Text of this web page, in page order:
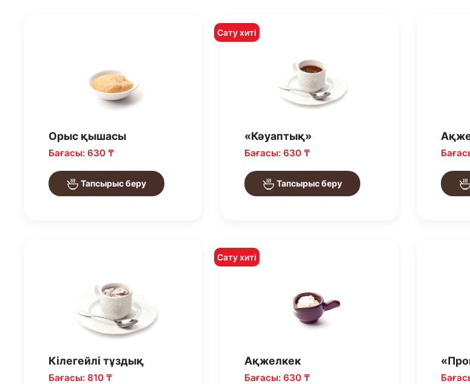
Орыс қышасы
Бағасы: 630 ₸
Тапсырыс беру
Сату хиті
«Кәуаптық»
Бағасы: 630 ₸
Тапсырыс беру
Кілегейлі тұздық
Бағасы: 810 ₸
Сату хиті
Ақжелкек
Бағасы: 630 ₸